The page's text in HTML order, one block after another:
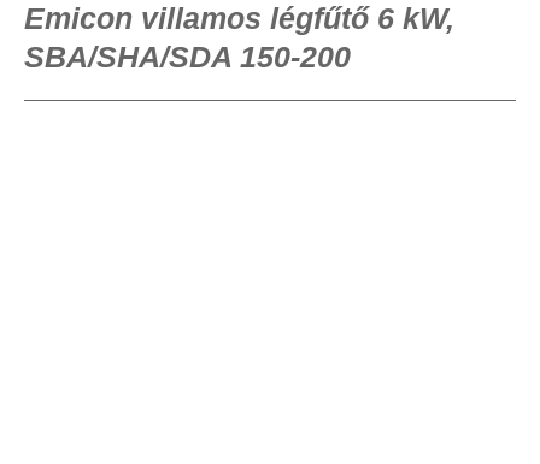
Emicon villamos légfűtő 6 kW,
SBA/SHA/SDA 150-200